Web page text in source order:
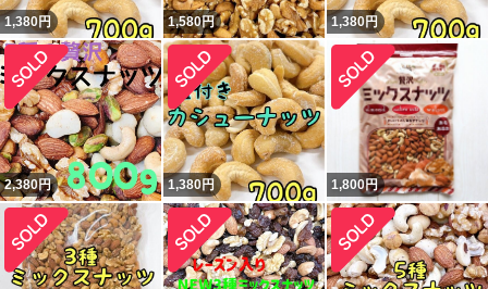
1,380円 1,580円 1,380円
2,380円 1,380円 1,800円